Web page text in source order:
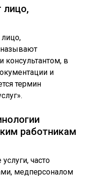
лицо,
называют
консультантом, в
и
термин
работникам
часто
медперсоналом